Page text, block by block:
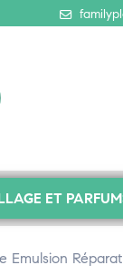
ET
Emulsion